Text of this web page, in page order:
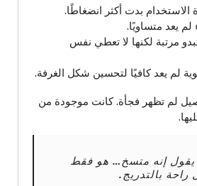
الاستخدام بدت أكثر انضغاطًا.
يعد متساويًا.
مرتبة لكنها لا تعطي نفس
لم يعد كافيًا لتحسين شكل الغرفة.
لم تظهر فجأة. كانت موجودة من
يقول إنه متسخ… هو فقط
راحة بالتدريج.